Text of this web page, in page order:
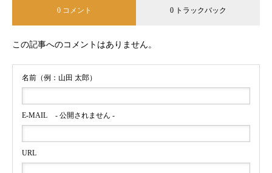
0 コメント 0 トラックバック
この記事へのコメントはありません。
名前（例：山田 太郎）
E-MAIL - 公開されません -
URL